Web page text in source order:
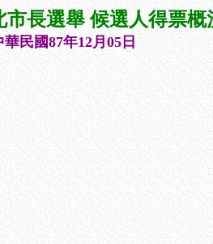
市長選舉 候選人得票概
民國87年12月05日